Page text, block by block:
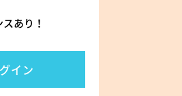
あり！
イン